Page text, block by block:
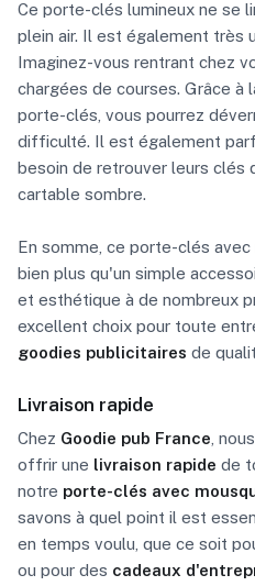
Ce porte-clés lumineux ne se
plein air. Il est également très
Imaginez-vous rentrant chez
chargées de courses. Grâce à
porte-clés, vous pourrez
difficulté. Il est également
besoin de retrouver leurs clés
cartable sombre.
En somme, ce porte-clés
bien plus qu'un simple
et esthétique à de nombreux
excellent choix pour toute
goodies publicitaires de
Livraison rapide
Chez Goodie pub France ,
offrir une livraison rapide de
notre porte-clés avec
savons à quel point il est
en temps voulu, que ce soit
ou pour des cadeaux